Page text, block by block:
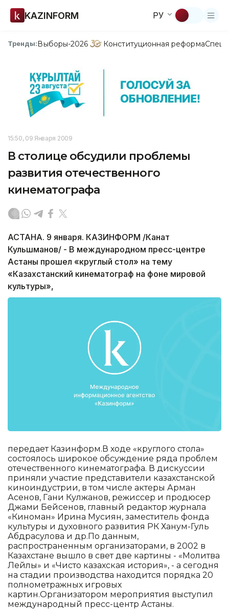
KAZINFORM РУ
Тренды:Выборы-2026 Конституционная реформа
15:50, 09 Января 2009
В столице обсудили проблемы
развития отечественного
кинематографа
АСТАНА. 9 января. КАЗИНФОРМ /Канат
Кульшманов/ - В международном пресс-центре
Астаны прошел «круглый стол» на тему
«Казахстанский кинематограф на фоне мировой
культуры»,
передает Казинформ.В ходе «круглого стола»
состоялось широкое обсуждение ряда проблем
отечественного кинематографа. В дискуссии
приняли участие представители казахстанской
киноиндустрии, в том числе актеры Арман
Асенов, Гани Кулжанов, режиссер и продюсер
Джами Бейсенов, главный редактор журнала
«Киноман» Ирина Мусиян, заместитель фонда
культуры и духовного развития РК Ханум-Гуль
Абдрасулова и др.По данным,
распространенным организаторами, в 2002 в
Казахстане вышло в свет две картины - «Молитва
Лейлы» и «Чисто казахская история», - а сегодня
на стадии производства находится порядка 20
полнометражных игровых
картин.Организатором мероприятия выступил
международный пресс-центр Астаны.